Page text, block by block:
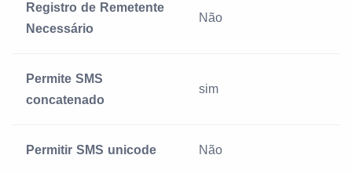
Registro de Remetente
Necessário
Não
Permite SMS
concatenado
sim
Permitir SMS unicode Não